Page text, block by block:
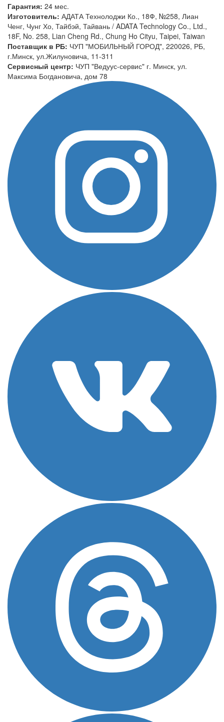
Гарантия: 24 мес.
Изготовитель: АДАТА Технолоджи Ко., 18Ф, №258, Лиан
Ченг, Чунг Хо, Тайбэй, Тайвань / ADATA Technology Co., Ltd.,
18F, No. 258, Lian Cheng Rd., Chung Ho Cityu, Taipei, Taiwan
Поставщик в РБ: ЧУП "МОБИЛЬНЫЙ ГОРОД", 220026, РБ,
г.Минск, ул.Жилуновича, 11-311
Сервисный центр: ЧУП "Ведуус-сервис" г. Минск, ул.
Максима Богдановича, дом 78